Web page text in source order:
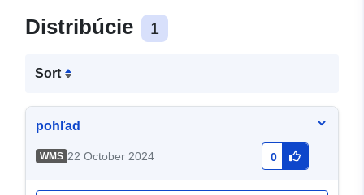
Distribúcie 1
Sort
pohľad
WMS 22 October 2024 0